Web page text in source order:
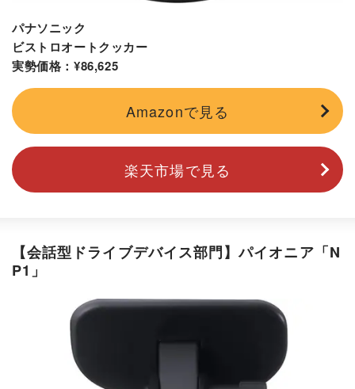
パナソニック
ビストロオートクッカー
実勢価格：¥86,625
Amazonで見る
楽天市場で見る
【会話型ドライブデバイス部門】パイオニア「N
P1」